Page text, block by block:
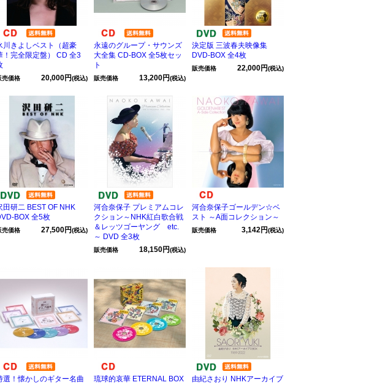
川きよしベスト（超豪
！完全限定盤） CD 全3
売価格 20,000円(税込)
永遠のグループ・サウンズ
大全集 CD-BOX 全5枚セッ
ト
販売価格 13,200円(税込)
決定版 三波春夫映像集
DVD-BOX 全4枚
販売価格 22,000円(税込)
田研二 BEST OF NHK
BOX 全5枚
売価格 27,500円(税込)
河合奈保子 プレミアムコレ
クション～NHK紅白歌合戦
＆レッツゴーヤング etc.
～ DVD 全3枚
販売価格 18,150円(税込)
河合奈保子ゴールデン☆ベ
スト ～A面コレクション～
販売価格 3,142円(税込)
選！懐かしのギター名曲
琉球的哀華 ETERNAL BOX
由紀さおり NHKアーカイブ